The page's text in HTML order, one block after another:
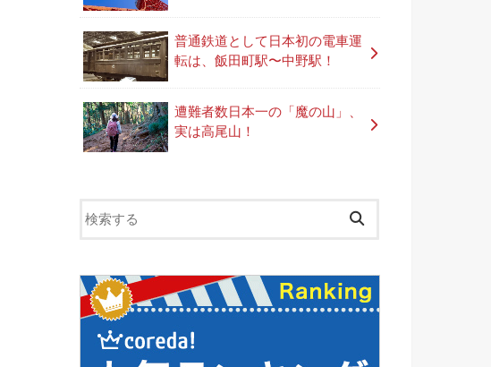
普通鉄道として日本初の電車運
転は、飯田町駅〜中野駅！
遭難者数日本一の「魔の山」、
実は高尾山！